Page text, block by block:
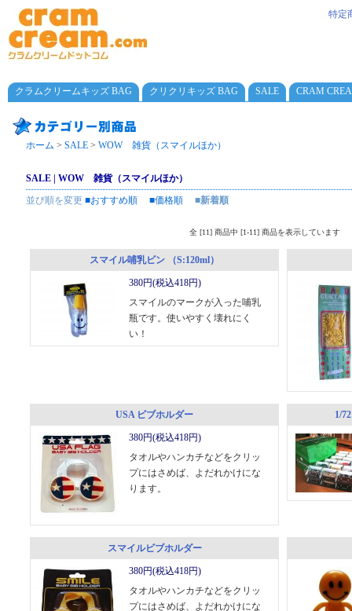
特定
クラムクリームキッズ BAG クリクリキッズ BAG SALE CRAM
ホーム > SALE > WOW 雑貨（スマイルほか）
SALE | WOW 雑貨（スマイルほか）
並び順を変更 ■おすすめ順 ■価格順 ■新着順
全 [11] 商品中 [1-11] 商品を表示しています
スマイル哺乳ビン （S:120ml）
380円(税込418円)
スマイルのマークが入った哺乳
瓶です。使いやすく壊れにく
い！
USA ビブホルダー
380円(税込418円)
タオルやハンカチなどをクリッ
プにはさめば、よだれかけにな
ります。
1/
スマイルビブホルダー
380円(税込418円)
タオルやハンカチなどをクリッ
プにはさめば、よだれかけにな